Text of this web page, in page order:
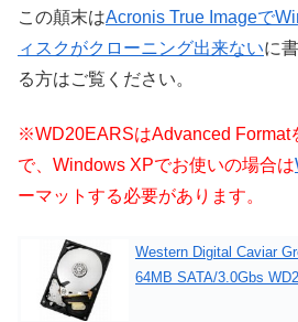
この顛末はAcronis True Imageで
ィスクがクローニング出来ないに
る方はご覧ください。
※WD20EARSはAdvanced Format
で、Windows XPでお使いの場合は
ーマットする必要があります。
Western Digital Caviar
64MB SATA/3.0Gbs